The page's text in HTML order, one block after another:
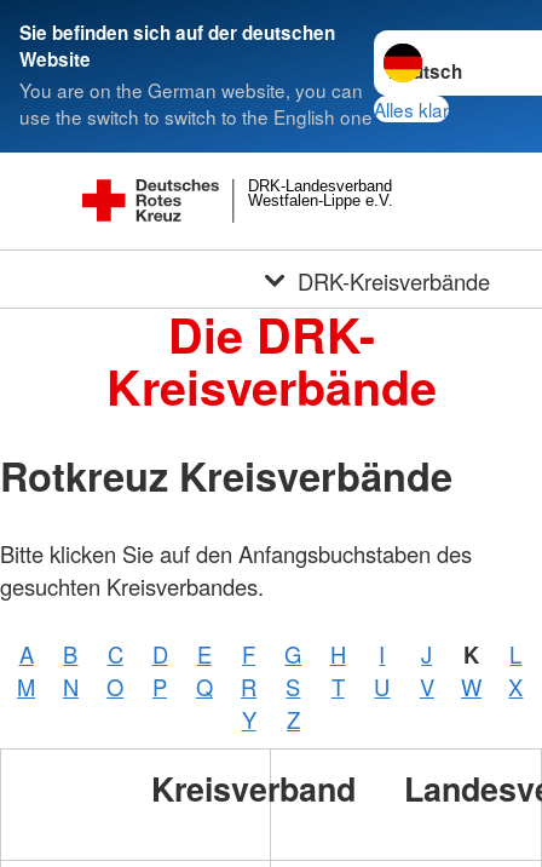
Sie befinden sich auf der deutschen
Website
You are on the German website, you can
use the switch to switch to the English one
Sprache wechseln
Alles klar
Westfalen-Lippe e.V.
DRK-Landesverband
DRK-Kreisverbände
Die DRK-
Kreisverbände
Rotkreuz Kreisverbände
Bitte klicken Sie auf den Anfangsbuchstaben des
gesuchten Kreisverbandes.
A B C D E F G H I J K
L
M
N O P Q R S T U V W
X
Y
Z
Kreisverband